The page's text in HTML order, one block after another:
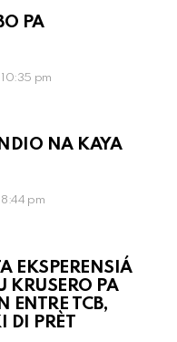
PA
pm
NA KAYA
pm
EKSPERENSIÁ
KRUSERO PA
ENTRE TCB,
DI PRÈT